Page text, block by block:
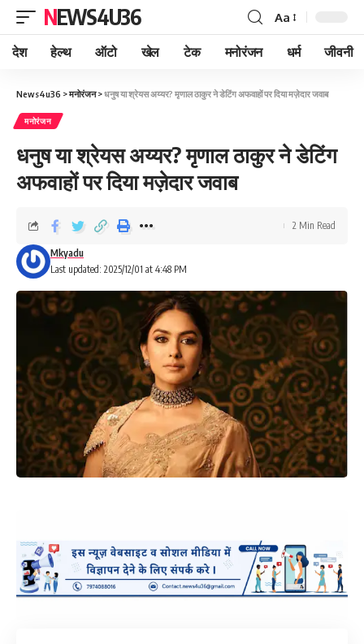
NEWS4U36 Aa
देश हेल्थ ऑटो खेल टेक मनोरंजन धर्म जीवनी
News4u36 >मनोरंजन>धनुष या श्रेयस अय्यर? मृणाल ठाकुर ने डेटिंग अफवाहों पर दिया मज़ेदार जवाब
मनोरंजन
धनुष या श्रेयस अय्यर? मृणाल ठाकुर ने डेटिंग
अफवाहों पर दिया मज़ेदार जवाब
Last updated: 2025/12/01 at 4:48 PM
Mkyadu
2 Min Read